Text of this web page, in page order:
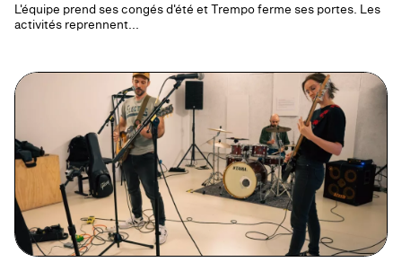
L'équipe prend ses congés d'été et Trempo ferme ses portes. Les
activités reprennent...